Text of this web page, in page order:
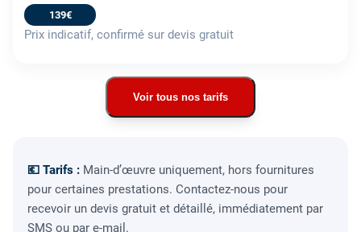
139€
Prix indicatif, confirmé sur devis gratuit
Voir tous nos tarifs
💶 Tarifs : Main-d’œuvre uniquement, hors fournitures
pour certaines prestations. Contactez-nous pour
recevoir un devis gratuit et détaillé, immédiatement par
SMS ou par e-mail.